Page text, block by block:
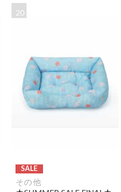
20
SALE
その他